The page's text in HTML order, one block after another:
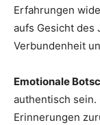
Erfahrungen
aufs Gesicht des
Verbundenheit
Emotionale
authentisch sein.
Erinnerungen